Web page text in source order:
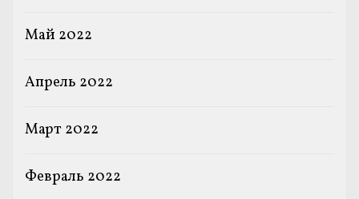
Май 2022
Апрель 2022
Март 2022
Февраль 2022